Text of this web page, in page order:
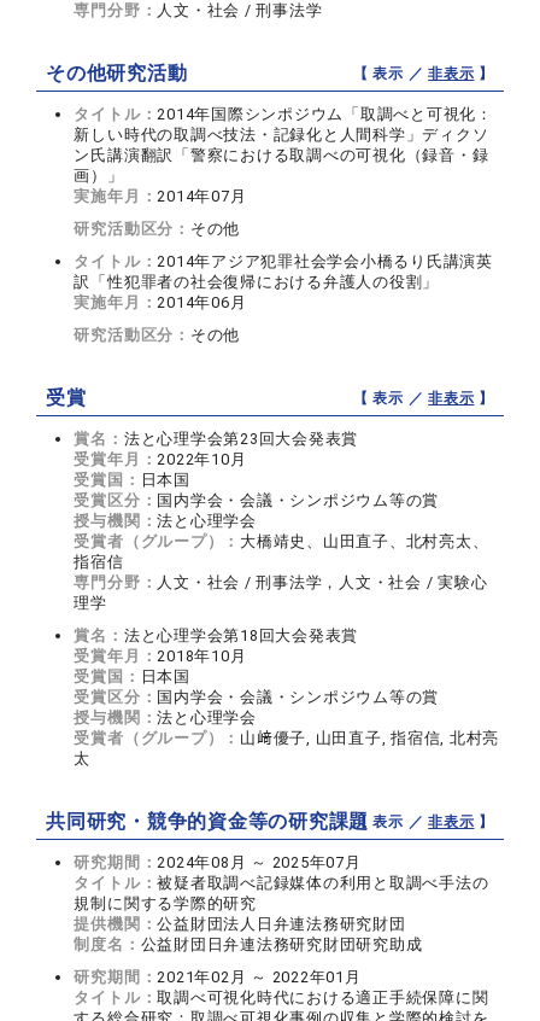
専門分野： 人文・社会 / 刑事法学
その他研究活動 【 表示 ／非表示 】
タイトル：2014年国際シンポジウム「取調べと可視化：
新しい時代の取調べ技法・記録化と人間科学」ディクソ
ン氏講演翻訳「警察における取調べの可視化（録音・録
画）」
実施年月：2014年07月
研究活動区分： その他
タイトル：2014年アジア犯罪社会学会小橋るり氏講演英
訳「性犯罪者の社会復帰における弁護人の役割」
実施年月：2014年06月
研究活動区分： その他
受賞 【 表示 ／非表示 】
賞名： 法と心理学会第23回大会発表賞
受賞年月：2022年10月
受賞国： 日本国
受賞区分： 国内学会・会議・シンポジウム等の賞
授与機関：法と心理学会
受賞者（グループ）： 大橋靖史、山田直子、北村亮太、
指宿信
専門分野： 人文・社会 / 刑事法学，人文・社会 / 実験心
理学
賞名： 法と心理学会第18回大会発表賞
受賞年月：2018年10月
受賞国： 日本国
受賞区分： 国内学会・会議・シンポジウム等の賞
授与機関：法と心理学会
受賞者（グループ）： 山﨑優子, 山田直子, 指宿信, 北村亮
太
共同研究・競争的資金等の研究課題【 表示 ／非表示 】
研究期間：2024年08月 ～ 2025年07月
タイトル：被疑者取調べ記録媒体の利用と取調べ手法の
規制に関する学際的研究
提供機関：公益財団法人日弁連法務研究財団
制度名： 公益財団日弁連法務研究財団研究助成
研究期間：2021年02月 ～ 2022年01月
タイトル：取調べ可視化時代における適正手続保障に関